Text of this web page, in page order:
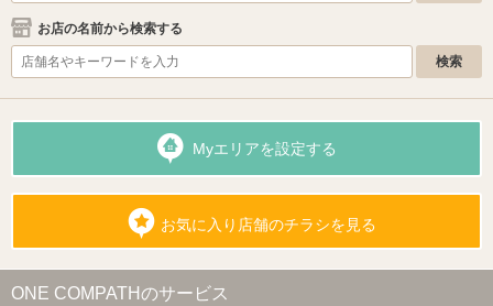
お店の名前から検索する
Myエリアを設定する
お気に入り店舗のチラシを見る
ONE COMPATHのサービス